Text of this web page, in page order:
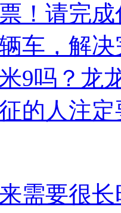
！请完成
车，解决
9吗？龙
的人注定
需要很长